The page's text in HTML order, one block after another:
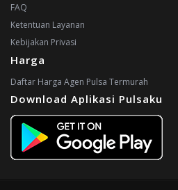
FAQ
Ketentuan Layanan
Kebijakan Privasi
Harga
Daftar Harga Agen Pulsa Termurah
Download Aplikasi Pulsaku